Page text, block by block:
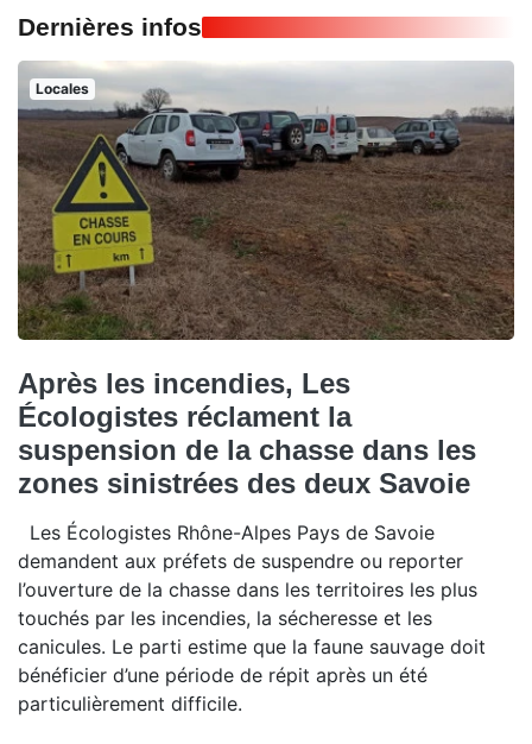
Dernières infos
Locales
Après les incendies, Les
Écologistes réclament la
suspension de la chasse dans les
zones sinistrées des deux Savoie
Les Écologistes Rhône-Alpes Pays de Savoie
demandent aux préfets de suspendre ou reporter
l’ouverture de la chasse dans les territoires les plus
touchés par les incendies, la sécheresse et les
canicules. Le parti estime que la faune sauvage doit
bénéficier d’une période de répit après un été
particulièrement difficile.